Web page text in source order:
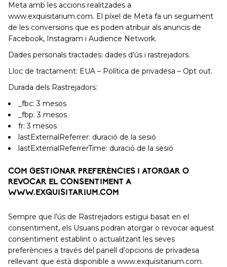
Meta amb les accions realitzades a
www.exquisitarium.com. El píxel de Meta fa un seguiment
de les conversions que es poden atribuir als anuncis de
Facebook, Instagram i Audience Network.
Dades personals tractades: dades d’ús i rastrejadors.
Lloc de tractament: EUA – Política de privadesa – Opt out.
Durada dels Rastrejadors:
_fbc: 3 mesos
_fbp: 3 mesos
fr: 3 mesos
lastExternalReferrer: duració de la sesió
lastExternalReferrerTime: duració de la sesió
COM GESTIONAR PREFERÈNCIES I ATORGAR O
REVOCAR EL CONSENTIMENT A
WWW.EXQUISITARIUM.COM
Sempre que l’ús de Rastrejadors estigui basat en el
consentiment, els Usuaris podran atorgar o revocar aquest
consentiment establint o actualitzant les seves
preferències a través del panell d’opcions de privadesa
rellevant que està disponible a www.exquisitarium.com.